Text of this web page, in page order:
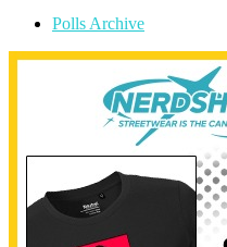
Polls Archive